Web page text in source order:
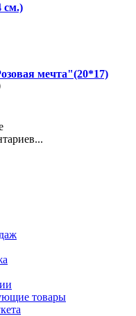
см.)
мечта"(20*17)
товары